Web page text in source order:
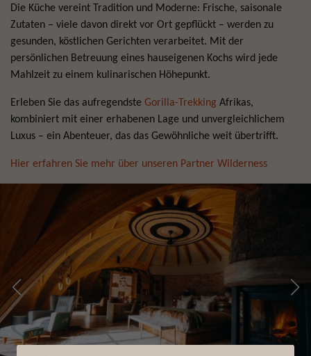
Die Küche vereint Tradition und Moderne: Frische, saisonale
Zutaten – viele davon direkt vor Ort gepflückt – werden zu
gesunden, köstlichen Gerichten verarbeitet. Mit der
persönlichen Betreuung eines hauseigenen Kochs wird jede
Mahlzeit zu einem kulinarischen Höhepunkt.
Erleben Sie das aufregendste Gorilla-Trekking Afrikas,
kombiniert mit einer erhabenen Lage und unvergleichlichem
Luxus – ein Abenteuer, das das Gewöhnliche weit übertrifft.
Hier erfahren Sie mehr über unseren Partner Wilderness